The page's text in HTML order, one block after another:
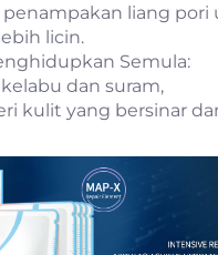
liang pori
licin.
Semula:
dan suram,
kulit yang bersinar